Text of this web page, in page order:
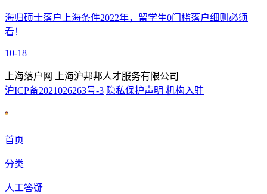
海归硕士落户上海条件2022年，留学生0门槛落户细则必须
看！
10-18
上海落户网 上海沪邦邦人才服务有限公司
沪ICP备2021026263号-3 隐私保护声明 机构入驻
首页
分类
人工答疑